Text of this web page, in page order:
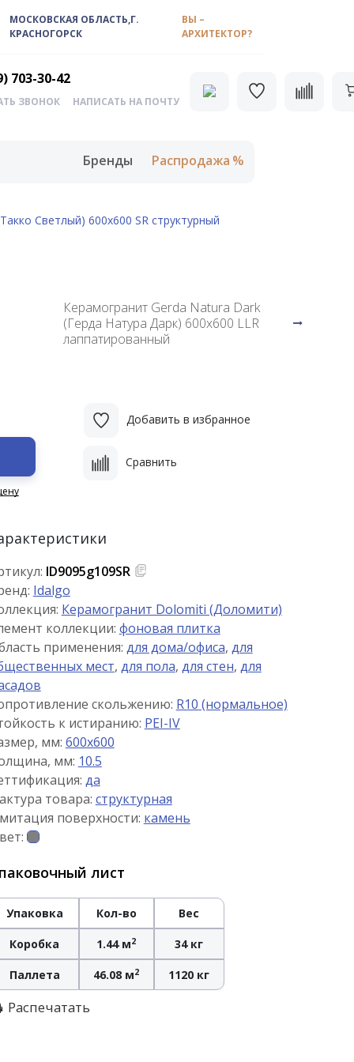
МОСКОВСКАЯ ОБЛАСТЬ,Г.
КРАСНОГОРСК
ВЫ –
АРХИТЕКТОР?
703-30-42
ЗВОНОК НАПИСАТЬ НА ПОЧТУ
Бренды Распродажа
Светлый) 600х600 SR структурный
Керамогранит Gerda Natura Dark
(Герда Натура Дарк) 600х600 LLR
лаппатированный
Добавить в избранное
Сравнить
ID9095g109SR
Idalgo
Керамогранит Dolomiti (Доломити)
коллекции: фоновая плитка
применения: для дома/офиса, для
мест, для пола, для стен, для
скольжению: R10 (нормальное)
к истиранию: PEI-IV
мм: 600x600
мм: 10.5
да
товара: структурная
поверхности: камень
лист
Упаковка Кол-во Вес
Коробка 1.44 м2 34 кг
Паллета 46.08 м2 1120 кг
Распечатать